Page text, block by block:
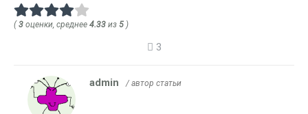
(3 оценки, среднее 4.33 из 5 )
3
admin / автор статьи